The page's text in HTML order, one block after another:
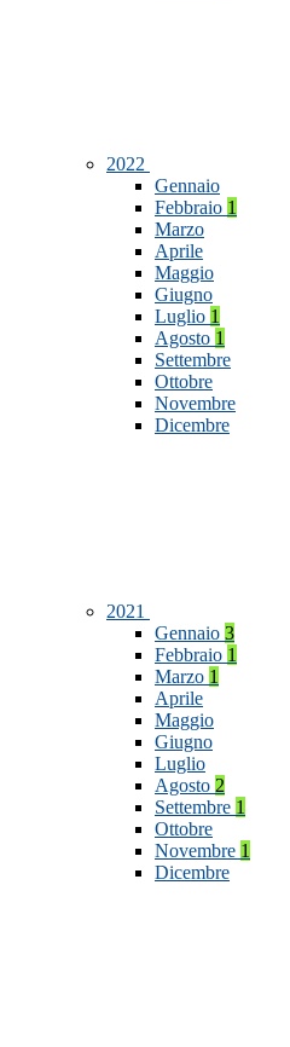
2022
Gennaio
Febbraio 1
Marzo
Aprile
Maggio
Giugno
Luglio 1
Agosto 1
Settembre
Ottobre
Novembre
Dicembre
2021
Gennaio 3
Febbraio 1
Marzo 1
Aprile
Maggio
Giugno
Luglio
Agosto 2
Settembre 1
Ottobre
Novembre 1
Dicembre